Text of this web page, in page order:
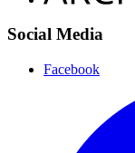
Social Media
Facebook